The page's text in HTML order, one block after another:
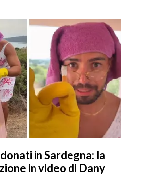
in Sardegna: la
in video di Dany